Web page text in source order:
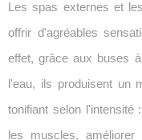
Les spas externes et
offrir d'agréables
effet, grâce aux buses
l'eau, ils produisent un
tonifiant selon l'intensité
les muscles, améliorer